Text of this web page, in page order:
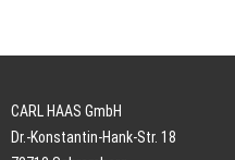
CARL HAAS GmbH
Dr.-Konstantin-Hank-Str. 18